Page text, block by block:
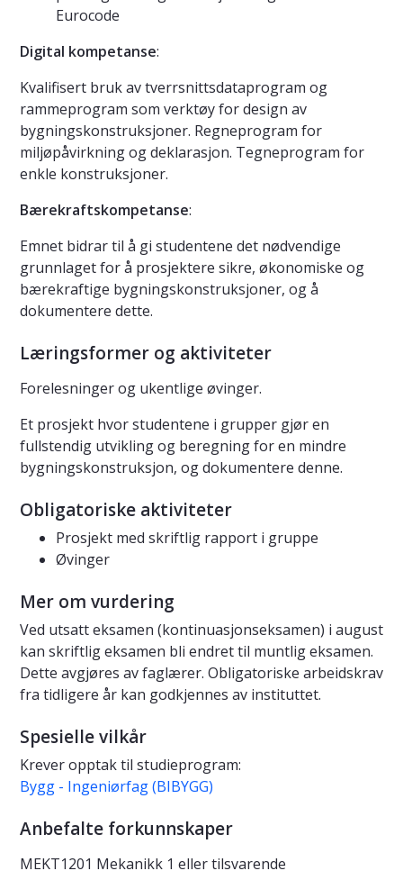
Eurocode
Digital kompetanse:
Kvalifisert bruk av tverrsnittsdataprogram og
rammeprogram som verktøy for design av
bygningskonstruksjoner. Regneprogram for
miljøpåvirkning og deklarasjon. Tegneprogram for
enkle konstruksjoner.
Bærekraftskompetanse:
Emnet bidrar til å gi studentene det nødvendige
grunnlaget for å prosjektere sikre, økonomiske og
bærekraftige bygningskonstruksjoner, og å
dokumentere dette.
Læringsformer og aktiviteter
Forelesninger og ukentlige øvinger.
Et prosjekt hvor studentene i grupper gjør en
fullstendig utvikling og beregning for en mindre
bygningskonstruksjon, og dokumentere denne.
Obligatoriske aktiviteter
Prosjekt med skriftlig rapport i gruppe
Øvinger
Mer om vurdering
Ved utsatt eksamen (kontinuasjonseksamen) i august
kan skriftlig eksamen bli endret til muntlig eksamen.
Dette avgjøres av faglærer. Obligatoriske arbeidskrav
fra tidligere år kan godkjennes av instituttet.
Spesielle vilkår
Krever opptak til studieprogram:
Bygg - Ingeniørfag (BIBYGG)
Anbefalte forkunnskaper
MEKT1201 Mekanikk 1 eller tilsvarende